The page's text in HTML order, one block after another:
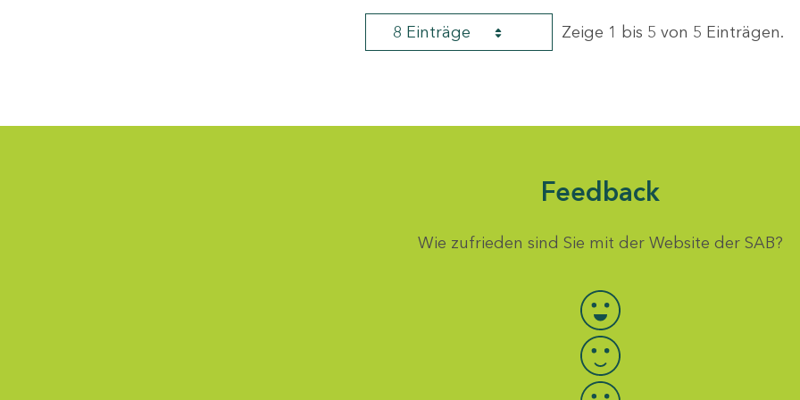
8 Einträge Zeige 1 bis 5 von 5 Einträgen.
Feedback
Wie zufrieden sind Sie mit der Website der SAB?
Bewertung auswählen